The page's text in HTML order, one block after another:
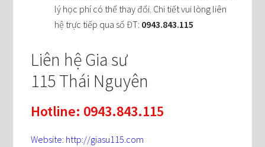
lý học phí có thể thay đổi. Chi tiết vui lòng liên
hệ trực tiếp qua số ĐT: 0943.843.115
Liên hệ Gia sư
115 Thái Nguyên
Hotline: 0943.843.115
Website: http://giasu115.com